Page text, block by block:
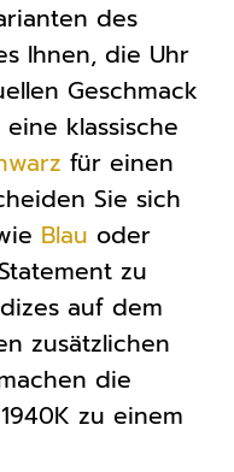
des
Ihnen, die Uhr
Geschmack
klassische
für einen
Sie sich
Blau oder
zu
auf dem
zusätzlichen
die
zu einem